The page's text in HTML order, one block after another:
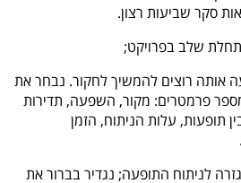
סקר שביעות רצון.
שלב בפרויקט;
אותה רוצים להמשיך לחקור. נבחר את
פרמטרים: מקור, השפעה, תדירות
תופעות, עלות הניתוח, הזמן
לניתוח התופעה; נגדיר בברור את